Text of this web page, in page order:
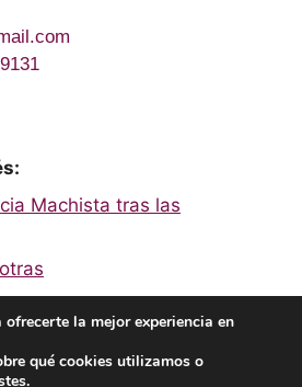
Machista tras las
la mejor experiencia en
qué cookies utilizamos o
.